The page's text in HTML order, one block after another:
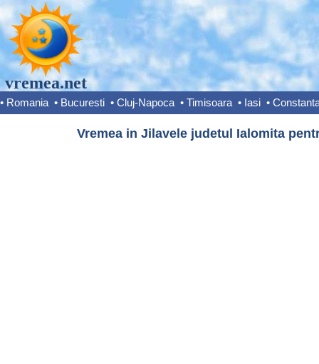
vremea.net
• Romania • Bucuresti • Cluj-Napoca • Timisoara • Iasi •
Vremea in Jilavele judetul Ialomita